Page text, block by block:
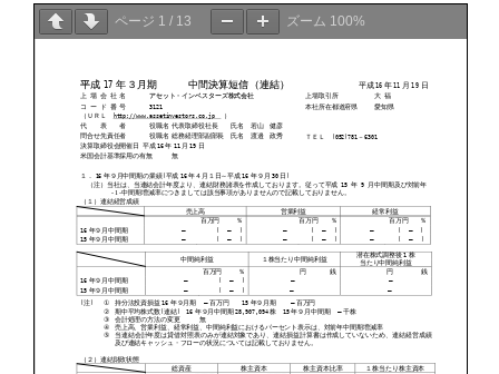
ページ 1 / 13 ズーム 100%